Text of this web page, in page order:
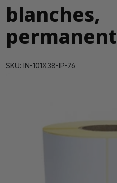
blanches,
SKU: IN-101X38-IP-76